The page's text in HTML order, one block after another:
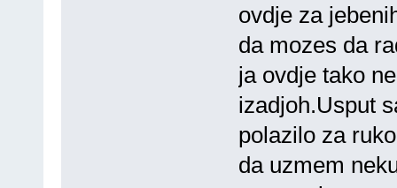
ovdje za
da mozes da
ja ovdje tako
izadjoh.Usput
polazilo za
da uzmem